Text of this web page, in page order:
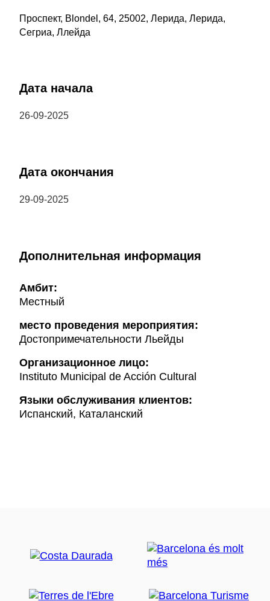
Проспект, Blondel, 64, 25002, Лерида, Лерида,
Сегриа, Ллейда
Дата начала
26-09-2025
Дата окончания
29-09-2025
Дополнительная информация
Амбит:
Местный
место проведения мероприятия:
Достопримечательности Льейды
Организационное лицо:
Instituto Municipal de Acción Cultural
Языки обслуживания клиентов:
Испанский, Каталанский